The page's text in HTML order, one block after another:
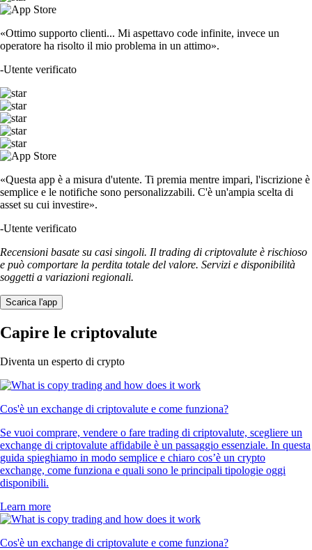
«Ottimo supporto clienti... Mi aspettavo code infinite, invece un
operatore ha risolto il mio problema in un attimo».
-Utente verificato
«Questa app è a misura d'utente. Ti premia mentre impari, l'iscrizione è
semplice e le notifiche sono personalizzabili. C'è un'ampia scelta di
asset su cui investire».
-Utente verificato
Recensioni basate su casi singoli. Il trading di criptovalute è rischioso
e può comportare la perdita totale del valore. Servizi e disponibilità
soggetti a variazioni regionali.
Scarica l'app
Capire le criptovalute
Diventa un esperto di crypto
Cos'è un exchange di criptovalute e come funziona?
Se vuoi comprare, vendere o fare trading di criptovalute, scegliere un
exchange di criptovalute affidabile è un passaggio essenziale. In questa
guida spieghiamo in modo semplice e chiaro cos’è un crypto
exchange, come funziona e quali sono le principali tipologie oggi
disponibili.
Learn more
Cos'è un exchange di criptovalute e come funziona?